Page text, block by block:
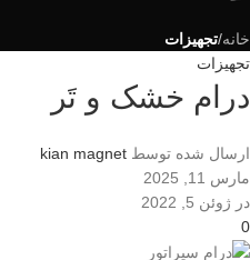
خانه/تجهیزات
تجهیزات
درام خشک و تَر
ارسال شده توسط kian magnet
مارس 11, 2025
در ژوئن 5, 2022
0